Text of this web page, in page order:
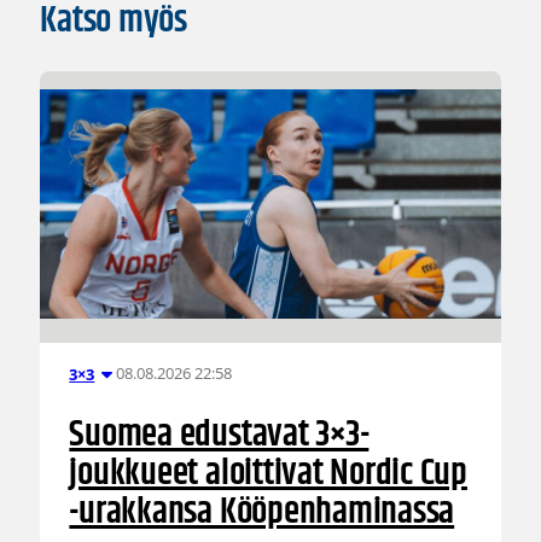
Katso myös
3×3 08.08.2026 22:58
Suomea edustavat 3×3-
joukkueet aloittivat Nordic Cup
-urakkansa Kööpenhaminassa